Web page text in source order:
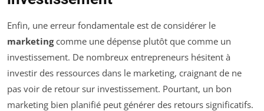
Enfin, une erreur fondamentale est de considérer le
marketingcomme une dépense plutôt que comme un
investissement. De nombreux entrepreneurs hésitent à
investir des ressources dans le marketing, craignant de ne
pas voir de retour sur investissement. Pourtant, un bon
marketing bien planifié peut générer des retours significatifs.